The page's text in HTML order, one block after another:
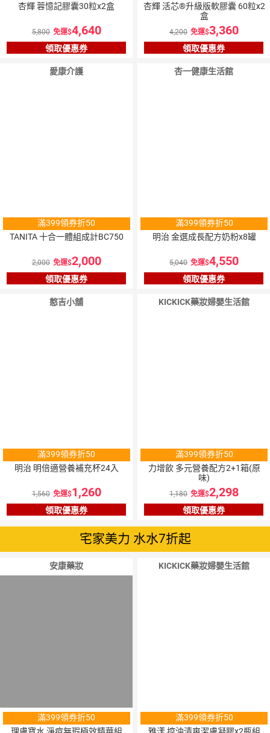
杏輝 蓉憶記膠囊30粒x2盒
5,800 免運 4,640
領取優惠券
杏輝 活芯®升級版軟膠囊 60粒x2
盒
4,200 免運 3,360
領取優惠券
愛康介護
滿399領券折50
TANITA 十合一體組成計BC750
2,000 免運 2,000
領取優惠券
杏一健康生活館
滿399領券折50
明治 金選成長配方奶粉x8罐
5,040 免運 4,550
領取優惠券
憨吉小舖
滿399領券折50
明治 明倍適營養補充杯24入
1,560 免運 1,260
領取優惠券
KICKICK藥妝婦嬰生活館
滿399領券折50
力增飲 多元營養配方2+1箱(原
味)
1,180 免運 2,298
領取優惠券
宅家美力 水水7折起
安康藥妝
滿399領券折50
KICKICK藥妝婦嬰生活館
滿399領券折50